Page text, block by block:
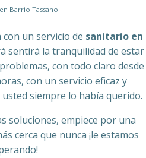
Barrio Tassano
un servicio de sanitario en
sentirá la tranquilidad de estar
con todo claro desde
con un servicio eficaz y
siempre lo había querido.
soluciones, empiece por una
cerca que nunca ¡le estamos